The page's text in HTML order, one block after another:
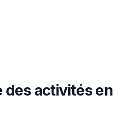
des activités en